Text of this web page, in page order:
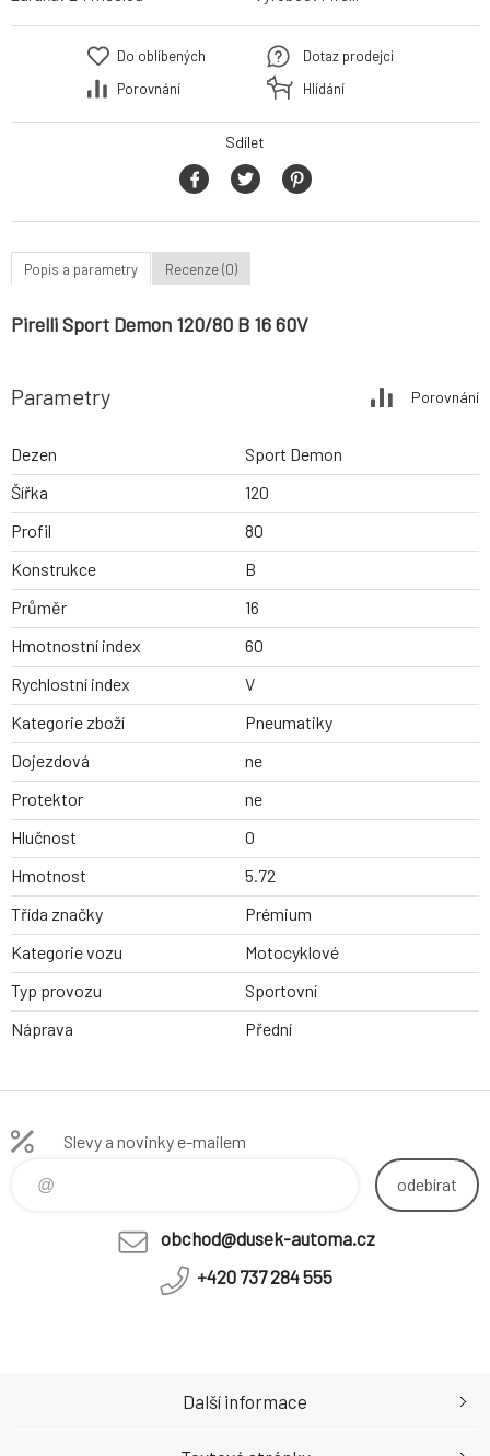
Do oblíbených
Porovnání
Dotaz prodejci
Hlídání
Sdílet
Popis a parametry Recenze (0)
Pirelli Sport Demon 120/80 B 16 60V
Parametry Porovnání
Dezen
Sport Demon
Šířka
120
Profil
80
Konstrukce
B
Průměr
16
Hmotnostní index
60
Rychlostní index
V
Kategorie zboží
Pneumatiky
Dojezdová
ne
Protektor
ne
Hlučnost
0
Hmotnost
5.72
Třída značky
Prémium
Kategorie vozu
Motocyklové
Typ provozu
Sportovní
Náprava
Přední
Slevy a novinky e-mailem
odebírat
obchod@dusek-automa.cz
+420 737 284 555
Další informace